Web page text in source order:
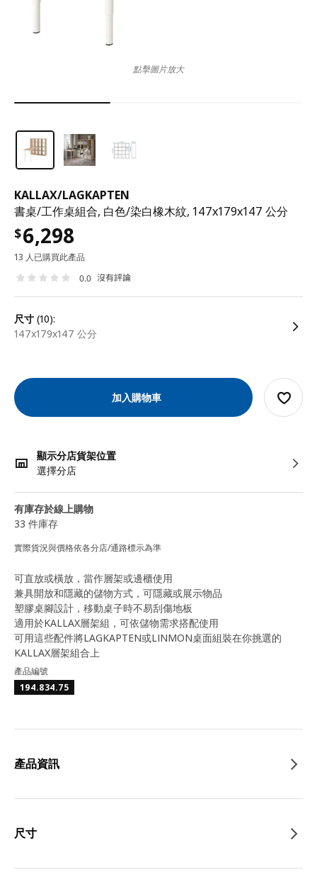
KALLAX/LAGKAPTEN
書桌/工作桌組合, 白色/染白橡木紋, 147x179x147 公分
$6,298
13 人已購買此產品
0.0 沒有評論
尺寸 (10):
147x179x147 公分
加入購物車
顯示分店貨架位置
選擇分店
有庫存於線上購物
33 件庫存
實際貨況與價格依各分店/通路標示為準
點擊圖片放大
可直放或橫放，當作層架或邊櫃使用
兼具開放和隱藏的儲物方式，可隱藏或展示物品
塑膠桌腳設計，移動桌子時不易刮傷地板
適用於KALLAX層架組，可依儲物需求搭配使用
可用這些配件將LAGKAPTEN或LINMON桌面組裝在你挑選的
KALLAX層架組合上
產品編號
194.834.75
產品資訊
尺寸